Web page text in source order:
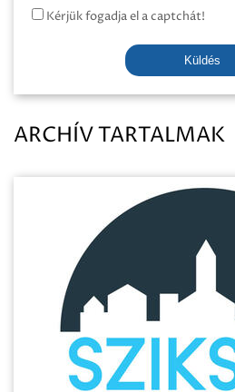
Kérjük fogadja el a captchát!
Küldés
ARCHÍV TARTALMAK